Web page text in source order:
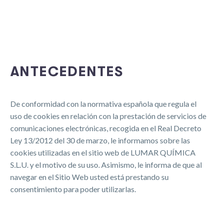
ANTECEDENTES
De conformidad con la normativa española que regula el
uso de cookies en relación con la prestación de servicios de
comunicaciones electrónicas, recogida en el Real Decreto
Ley 13/2012 del 30 de marzo, le informamos sobre las
cookies utilizadas en el sitio web de LUMAR QUÍMICA
S.L.U. y el motivo de su uso. Asimismo, le informa de que al
navegar en el Sitio Web usted está prestando su
consentimiento para poder utilizarlas.